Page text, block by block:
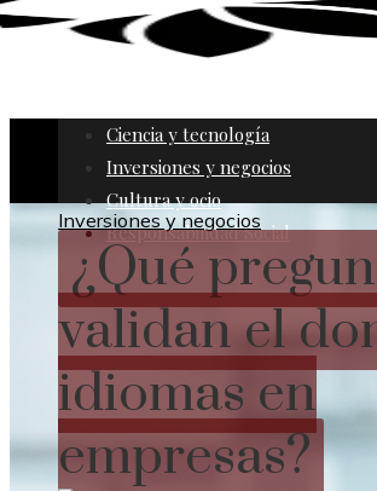
Ciencia y tecnología
Inversiones y negocios
Cultura y ocio
Responsabilidad Social
Inversiones y negocios
¿Qué
validan el
idiomas en
empresas?